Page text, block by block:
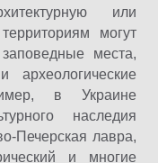
или
могут
места,
в Украине
наследия
Печерская лавра,
и многие